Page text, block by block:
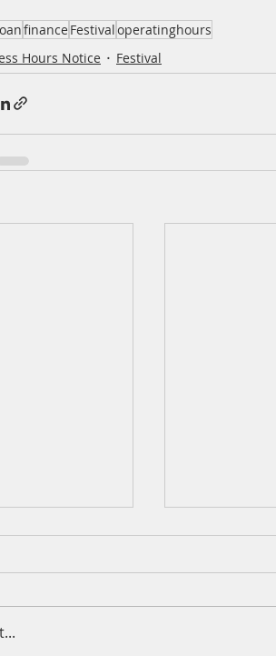
financeFestivaloperatinghours
Hours Notice
Festival